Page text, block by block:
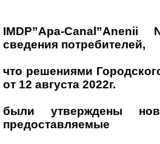
IMDP”Apa-
сведения потребителей,
что решениями
от 12 августа 2022г.
были утверждены
предоставляемые